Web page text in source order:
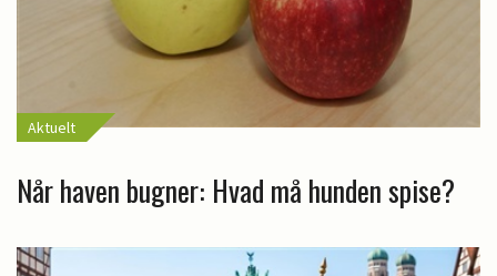
Aktuelt
Når haven bugner: Hvad må hunden spise?